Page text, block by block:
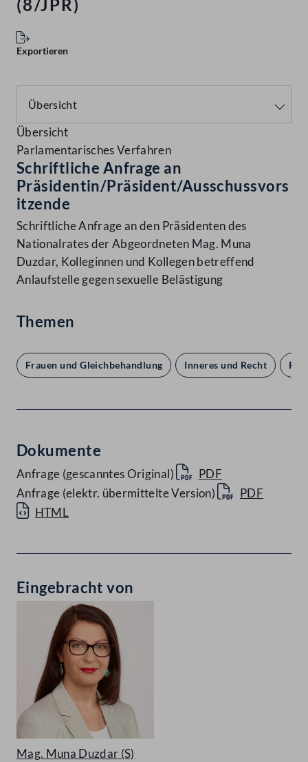
(8/JPR)
Exportieren
Übersicht
Parlamentarisches Verfahren
Schriftliche Anfrage an
Präsidentin/Präsident/Ausschussvors
itzende
Schriftliche Anfrage an den Präsidenten des
Nationalrates der Abgeordneten Mag. Muna
Duzdar, Kolleginnen und Kollegen betreffend
Anlaufstelle gegen sexuelle Belästigung
Themen
Frauen und Gleichbehandlung Inneres und Recht
Dokumente
Anfrage (gescanntes Original)
PDF
Anfrage (elektr. übermittelte Version)
PDF
HTML
Eingebracht von
Mag. Muna Duzdar (S)